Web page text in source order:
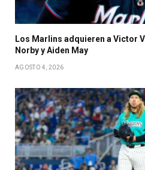
Los Marlins adquieren a Victor
Norby y Aiden May
AGOSTO 4, 2026